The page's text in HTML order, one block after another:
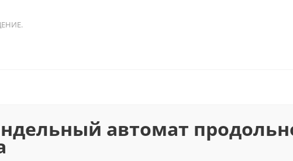
автомат